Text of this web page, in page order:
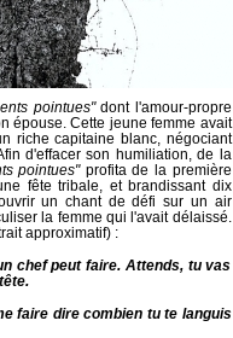
pointues"dont l'amour-propre
épouse. Cette jeune femme avait
riche capitaine blanc, négociant
d'effacer son humiliation, de la
pointues"profita de la première
fête tribale, et brandissant dix
un chant de défi sur un air
la femme qui l'avait délaissé.
approximatif) :
chef peut faire. Attends, tu vas
faire dire combien tu te languis